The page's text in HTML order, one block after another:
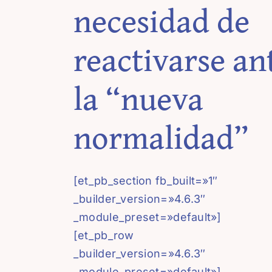
necesidad de
reactivarse
la “nueva
normalidad”
[et_pb_section fb_built=»1″
_builder_version=»4.6.3″
_module_preset=»default»]
[et_pb_row
_builder_version=»4.6.3″